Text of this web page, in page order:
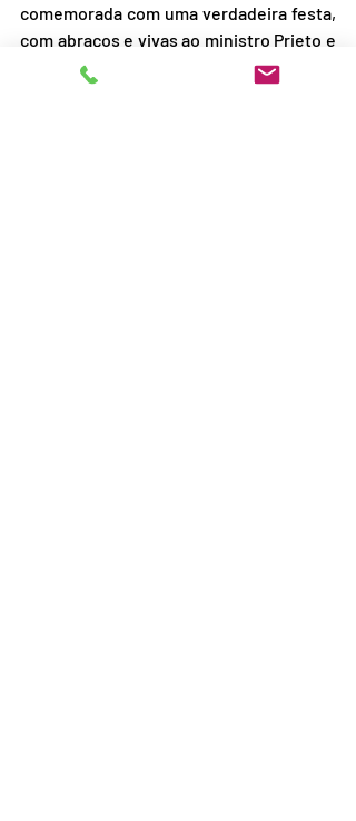
comemorada com uma verdadeira festa,
com abraços e vivas ao ministro Prieto e
canto do Hino Nacional e dos Corretores